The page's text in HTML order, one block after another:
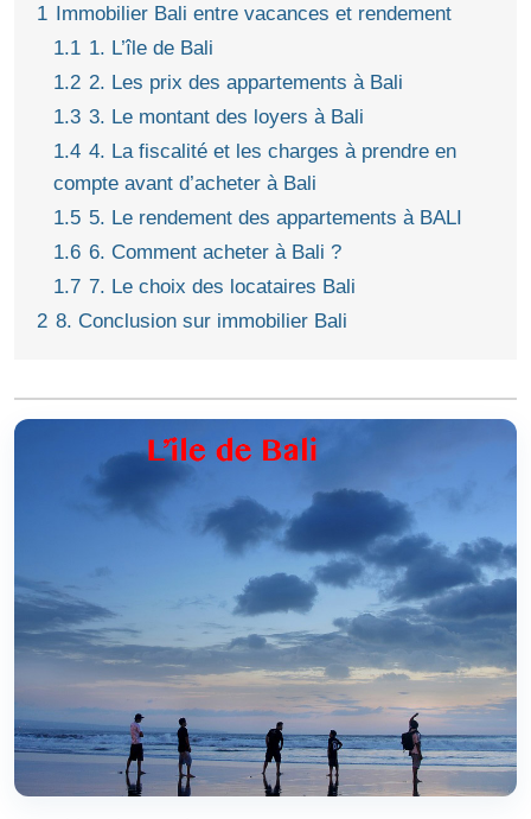
1 Immobilier Bali entre vacances et rendement
1.1 1. L’île de Bali
1.2 2. Les prix des appartements à Bali
1.3 3. Le montant des loyers à Bali
1.4 4. La fiscalité et les charges à prendre en
compte avant d’acheter à Bali
1.5 5. Le rendement des appartements à BALI
1.6 6. Comment acheter à Bali ?
1.7 7. Le choix des locataires Bali
2 8. Conclusion sur immobilier Bali